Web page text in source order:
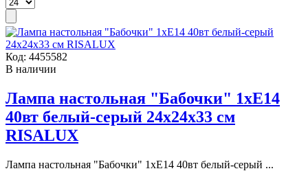
Код: 4455582
В наличии
Лампа настольная "Бабочки" 1xE14
40вт белый-серый 24х24х33 см
RISALUX
Лампа настольная "Бабочки" 1xE14 40вт белый-серый ...